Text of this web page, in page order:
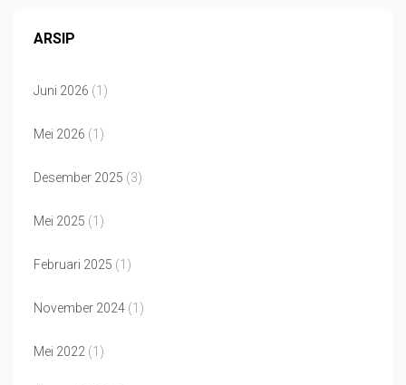
ARSIP
Juni 2026 (1)
Mei 2026 (1)
Desember 2025 (3)
Mei 2025 (1)
Februari 2025 (1)
November 2024 (1)
Mei 2022 (1)